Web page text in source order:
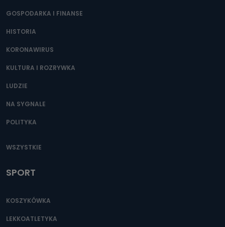
GOSPODARKA I FINANSE
HISTORIA
KORONAWIRUS
KULTURA I ROZRYWKA
LUDZIE
NA SYGNALE
POLITYKA
WSZYSTKIE
SPORT
KOSZYKÓWKA
LEKKOATLETYKA